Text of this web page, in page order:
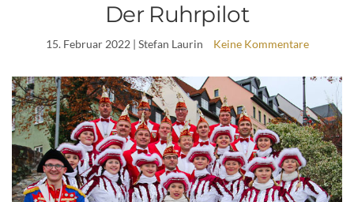
Der Ruhrpilot
15. Februar 2022| Stefan Laurin Keine Kommentare